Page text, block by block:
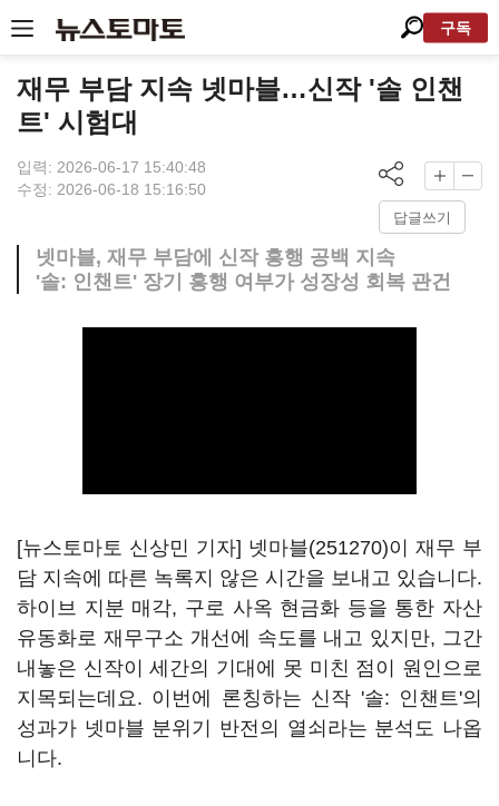
구독
재무 부담 지속 넷마블…신작 '솔 인챈
트' 시험대
입력: 2026-06-17 15:40:48
수정: 2026-06-18 15:16:50
답글쓰기
넷마블, 재무 부담에 신작 흥행 공백 지속
'솔: 인챈트' 장기 흥행 여부가 성장성 회복 관건
[뉴스토마토 신상민 기자] 넷마블(251270)이 재무 부
담 지속에 따른 녹록지 않은 시간을 보내고 있습니다.
하이브 지분 매각, 구로 사옥 현금화 등을 통한 자산
유동화로 재무구소 개선에 속도를 내고 있지만, 그간
내놓은 신작이 세간의 기대에 못 미친 점이 원인으로
지목되는데요. 이번에 론칭하는 신작 '솔: 인챈트'의
성과가 넷마블 분위기 반전의 열쇠라는 분석도 나옵
니다.